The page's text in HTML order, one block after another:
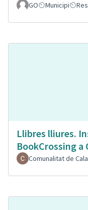
GO Municipi
Llibres lliures.
BookCrossing a
Comunalitat de